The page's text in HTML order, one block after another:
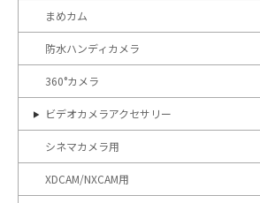
まめカム
防水ハンディカメラ
360°カメラ
ビデオカメラアクセサリー
シネマカメラ用
XDCAM/NXCAM用